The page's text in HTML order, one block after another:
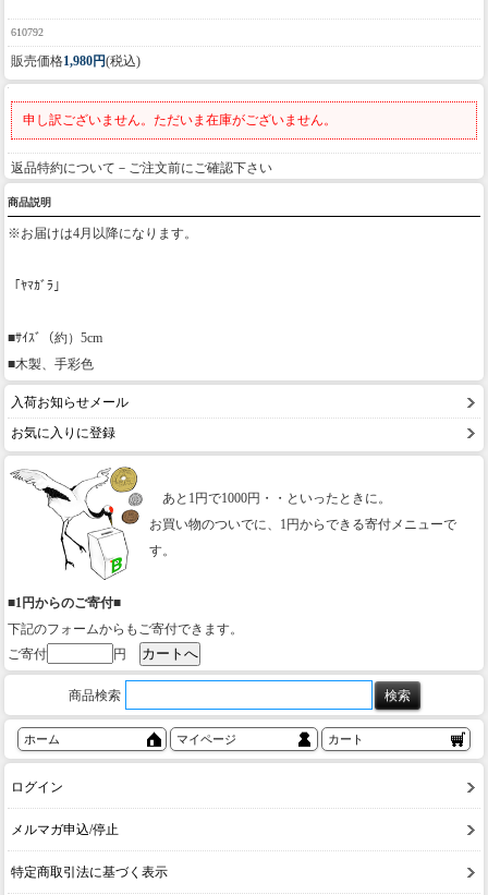
610792
販売価格1,980円(税込)
申し訳ございません。ただいま在庫がございません。
返品特約について－ご注文前にご確認下さい
商品説明
※お届けは4月以降になります。
「ﾔﾏｶﾞﾗ」
■ｻｲｽﾞ（約）5cm
■木製、手彩色
入荷お知らせメール
お気に入りに登録
あと1円で1000円・・といったときに。
お買い物のついでに、1円からできる寄付メニューで
す。
■1円からのご寄付■
下記のフォームからもご寄付できます。
ご寄付
円
商品検索
ホーム マイページ カート
ログイン
メルマガ申込/停止
特定商取引法に基づく表示